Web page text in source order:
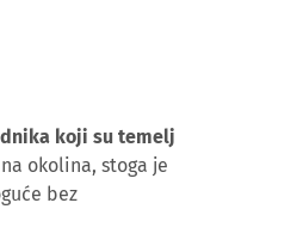
koji su temelj
okolina, stoga je
bez